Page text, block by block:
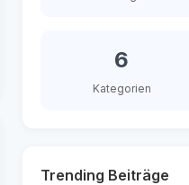
6
Kategorien
Trending Beiträge